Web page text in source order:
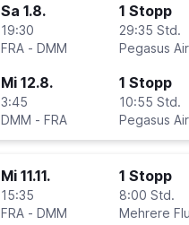
Sa 1.8.
19:30
FRA- DMM
1 Stopp
29:35 Std.
Mi 12.8.
3:45
DMM - FRA
1 Stopp
10:55 Std.
Mi 11.11.
15:35
FRA- DMM
1 Stopp
8:00 Std.